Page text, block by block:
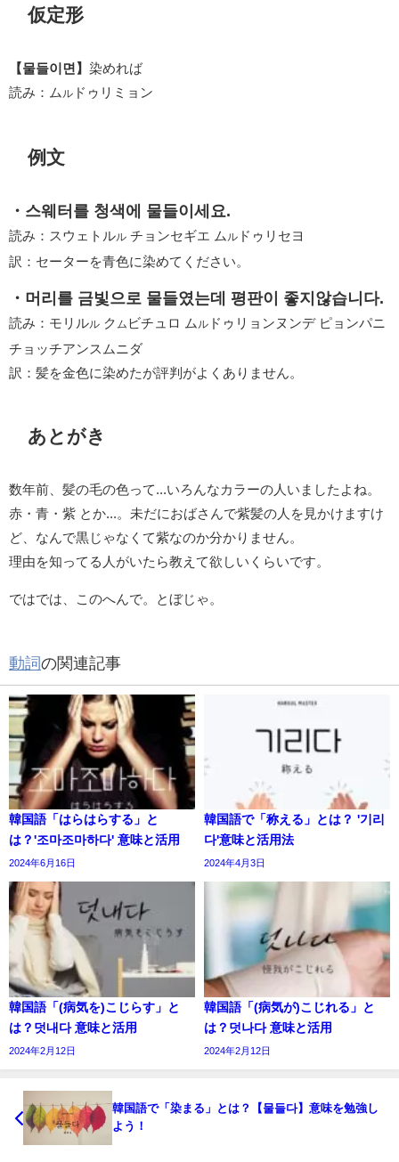
仮定形
【물들이면】 染めれば
読み：ム ル ドゥリミョン
例文
・스웨터를 청색에 물들이세요.
読み：スウェトルル チョンセギエ ム ル ドゥリセヨ
訳：セーターを青色に染めてください。
・머리를 금빛으로 물들였는데 평판이 좋지않습니다.
読み：モリルル ク ム ビチュロ ム ル ドゥリョンヌンデ ピョンパニ
チョッチアンスムニダ
訳：髪を金色に染めたが評判がよくありません。
あとがき
数年前、髪の毛の色って...いろんなカラーの人いましたよね。
赤・青・紫 とか...。未だにおばさんで紫髪の人を見かけますけ
ど、なんで黒じゃなくて紫なのか分かりません。
理由を知ってる人がいたら教えて欲しいくらいです。
ではでは、このへんで。とぼじゃ。
動詞の関連記事
韓国語「はらはらする」と
は？'조마조마하다' 意味と活用
2024年6月16日
韓国語で「称える」とは？ '기리
다'意味と活用法
2024年4月3日
韓国語「(病気を)こじらす」と
は？덧내다 意味と活用
2024年2月12日
韓国語「(病気が)こじれる」と
は？덧나다 意味と活用
2024年2月12日
韓国語で「染まる」とは？【물들다】意味を勉強し
よう！